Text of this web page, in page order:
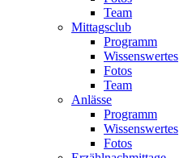
Team
Mittagsclub
Programm
Wissenswertes
Fotos
Team
Anlässe
Programm
Wissenswertes
Fotos